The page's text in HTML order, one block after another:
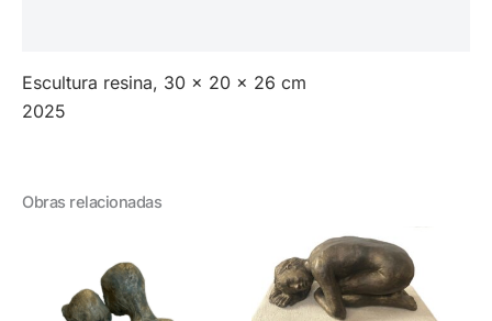
Escultura resina, 30 x 20 x 26 cm
2025
Obras relacionadas